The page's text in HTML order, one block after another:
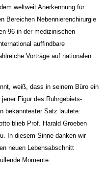
weltweit Anerkennung für
Bereichen Nebennierenchirurgie
96 in der medizi­nischen
auffindbare
Vorträge auf nationalen
weiß, dass in seinem Büro ein
Figur des Ruhrgebiets-
bekanntester Satz lautete:
blieb Prof. Harald Groeben
In diesem Sinne danken wir
neuen Le­bensabschnitt
Momente.